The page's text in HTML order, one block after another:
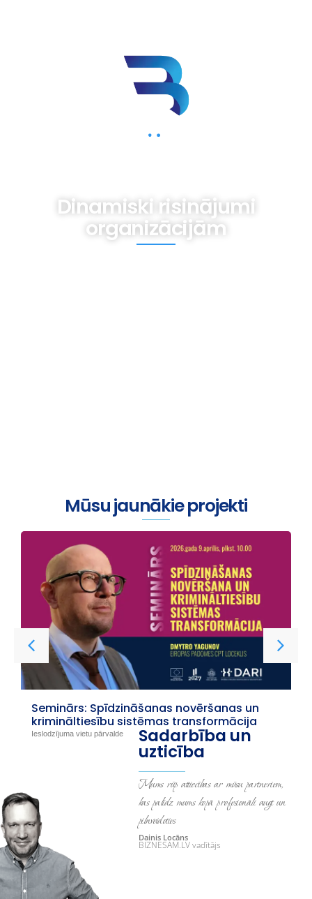
Dinamiski risinājumi
organizācijām
Mūsu jaunākie projekti
Seminārs: Spīdzināšanas novēršanas un
krimināltiesību sistēmas transformācija
Ieslodzījuma vietu pārvalde Sadarbība un
uzticība
Mums rūp attiecības ar mūsu partneriem,
kas palīdz mums kopā profesionāli augt un
pilnveidoties
Dainis Locāns
BIZNESAM.LV vadītājs